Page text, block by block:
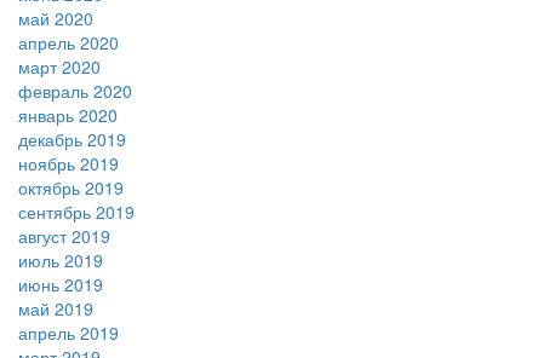
май 2020
апрель 2020
март 2020
февраль 2020
январь 2020
декабрь 2019
ноябрь 2019
октябрь 2019
сентябрь 2019
август 2019
июль 2019
июнь 2019
май 2019
апрель 2019